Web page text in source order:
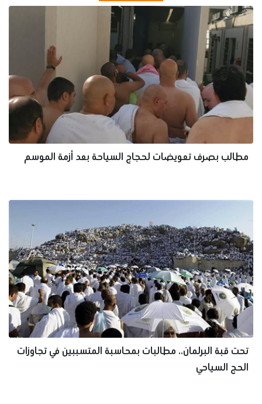
مطالب بصرف تعويضات لحجاج السياحة بعد أزمة الموسم
تحت قبة البرلمان.. مطالبات بمحاسبة المتسببين في تجاوزات
الحج السياحي